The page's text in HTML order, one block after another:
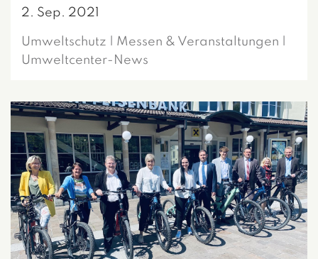
2. Sep. 2021
Umweltschutz | Messen & Veranstaltungen |
Umweltcenter-News